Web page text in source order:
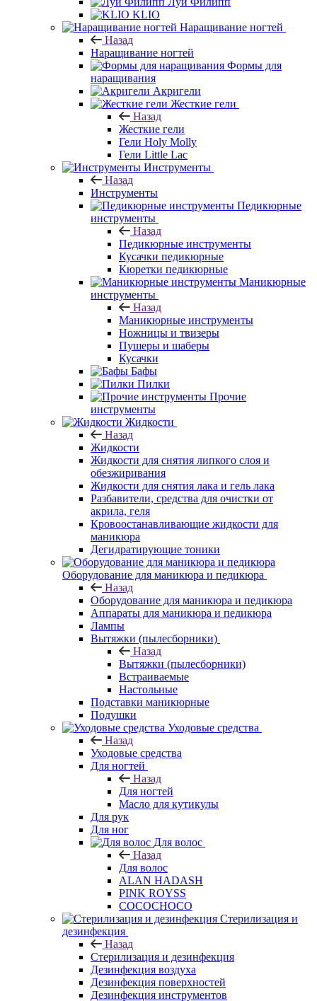
KLIO
Наращивание ногтей
Назад
Наращивание ногтей
Формы для
наращивания
Акригели
Жесткие гели
Назад
Жесткие гели
Гели Holy Molly
Гели Little Lac
Инструменты
Назад
Инструменты
Педикюрные
инструменты
Назад
Педикюрные инструменты
Кусачки педикюрные
Кюретки педикюрные
Маникюрные
инструменты
Назад
Маникюрные инструменты
Ножницы и твизеры
Пушеры и шаберы
Кусачки
Бафы
Пилки
Прочие
инструменты
Жидкости
Назад
Жидкости
Жидкости для снятия липкого слоя и
обезжиривания
Жидкости для снятия лака и гель лака
Разбавители, средства для очистки от
акрила, геля
Кровоостанавливающие жидкости для
маникюра
Дегидратирующие тоники
Оборудование для маникюра и педикюра
Назад
Оборудование для маникюра и педикюра
Аппараты для маникюра и педикюра
Лампы
Вытяжки (пылесборники)
Назад
Вытяжки (пылесборники)
Встраиваемые
Настольные
Подставки маникюрные
Подушки
Уходовые средства
Назад
Уходовые средства
Для ногтей
Назад
Для ногтей
Масло для кутикулы
Для рук
Для ног
Для волос
Назад
Для волос
ALAN HADASH
PINK ROYSS
COCOCHOCO
Стерилизация и
дезинфекция
Назад
Стерилизация и дезинфекция
Дезинфекция воздуха
Дезинфекция поверхностей
Дезинфекция инструментов